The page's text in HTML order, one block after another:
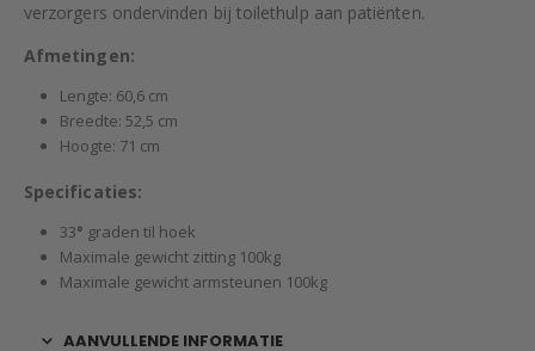
verzorgers ondervinden bij toilethulp aan patiënten.
Afmetingen:
Lengte: 60,6 cm
Breedte: 52,5 cm
Hoogte: 71 cm
Specificaties:
33° graden til hoek
Maximale gewicht zitting 100kg
Maximale gewicht armsteunen 100kg
AANVULLENDE INFORMATIE